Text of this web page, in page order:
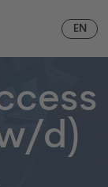
EN
d)